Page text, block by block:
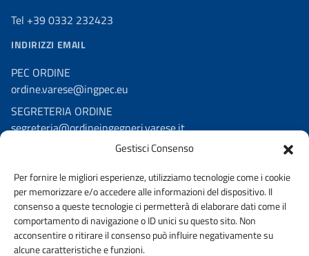
Gestisci Consenso
Per fornire le migliori esperienze, utilizziamo tecnologie come i cookie
per memorizzare e/o accedere alle informazioni del dispositivo. Il
consenso a queste tecnologie ci permetterà di elaborare dati come il
comportamento di navigazione o ID unici su questo sito. Non
acconsentire o ritirare il consenso può influire negativamente su
alcune caratteristiche e funzioni.
Tel +39 0332 232423
INDIRIZZI EMAIL
PEC ORDINE
ordine.varese@ingpec.eu
SEGRETERIA ORDINE
segreteria@ordineingegneri.varese.it
SEGRETERIA ASSOCIAZIONE
PEC ASSOCIAZIONE
assingva@pec.it